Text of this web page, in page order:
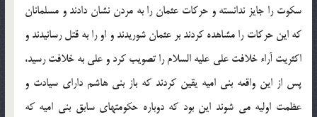
سكوت را جايز ندانسته و حركات عثمان را به مردن نشان دادند و مسلمانان
كه اين حركات را مشاهده كردند بر عثمان شوريدند و او را به قتل رسانيدند و
اكثريت آراء خلافت على عليه السلام را تصويب كرد و على به خلافت رسيد،
پس از اين واقعه بنى اميه يقين كردند كه باز بنى هاشم داراى سيادت و
عظمت اوليه مى شوند اين بود كه دوباره حكومتهاى سابق بنى اميه كه